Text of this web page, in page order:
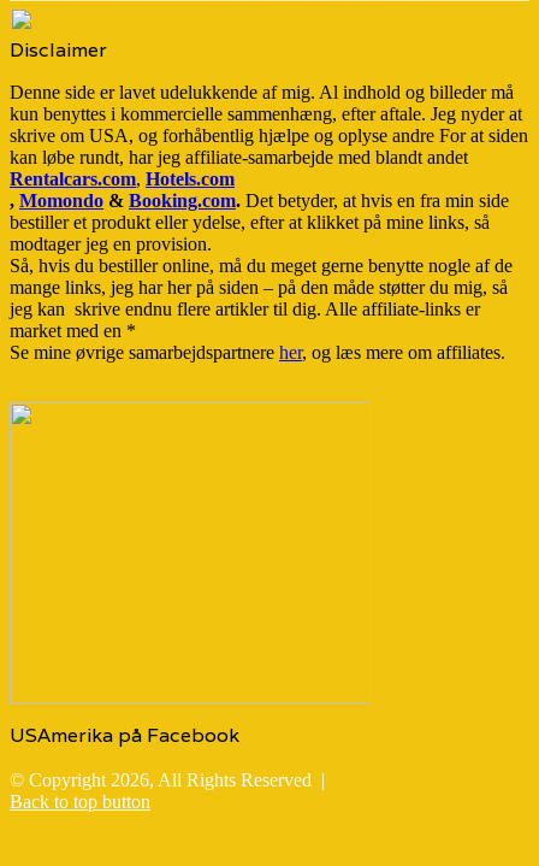
Disclaimer
Denne side er lavet udelukkende af mig. Al indhold og billeder må
kun benyttes i kommercielle sammenhæng, efter aftale. Jeg nyder at
skrive om USA, og forhåbentlig hjælpe og oplyse andre For at siden
kan løbe rundt, har jeg affiliate-samarbejde med blandt andet
Rentalcars.com, Hotels.com
, Momondo & Booking.com. Det betyder, at hvis en fra min side
bestiller et produkt eller ydelse, efter at klikket på mine links, så
modtager jeg en provision.
Så, hvis du bestiller online, må du meget gerne benytte nogle af de
mange links, jeg har her på siden – på den måde støtter du mig, så
jeg kan skrive endnu flere artikler til dig. Alle affiliate-links er
market med en *
Se mine øvrige samarbejdspartnere her, og læs mere om affiliates.
USAmerika på Facebook
© Copyright 2026, All Rights Reserved |
Back to top button